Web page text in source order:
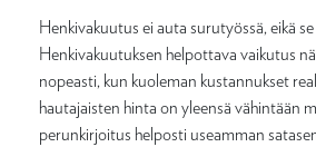
Henkivakuutus ei auta surutyössä, eikä
Henkivakuutuksen helpottava vaikutus
nopeasti, kun kuoleman kustannukset
hautajaisten hinta on yleensä vähintään
perunkirjoitus helposti useamman